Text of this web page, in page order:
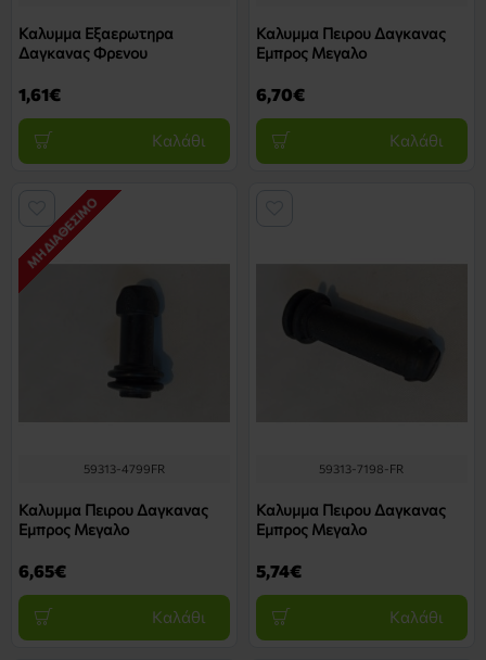
Καλυμμα Εξαερωτηρα
Δαγκανας Φρενου
1,61€
Καλάθι
Καλυμμα Πειρου Δαγκανας
Εμπρος Μεγαλο
6,70€
Καλάθι
ΜΗ ΔΙΑΘΈΣΙΜΟ
59313-4799FR
Καλυμμα Πειρου Δαγκανας
Εμπρος Μεγαλο
6,65€
Καλάθι
59313-7198-FR
Καλυμμα Πειρου Δαγκανας
Εμπρος Μεγαλο
5,74€
Καλάθι